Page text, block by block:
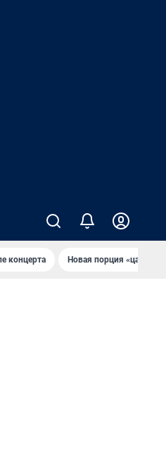
концертa Новaя порция «цaрей»